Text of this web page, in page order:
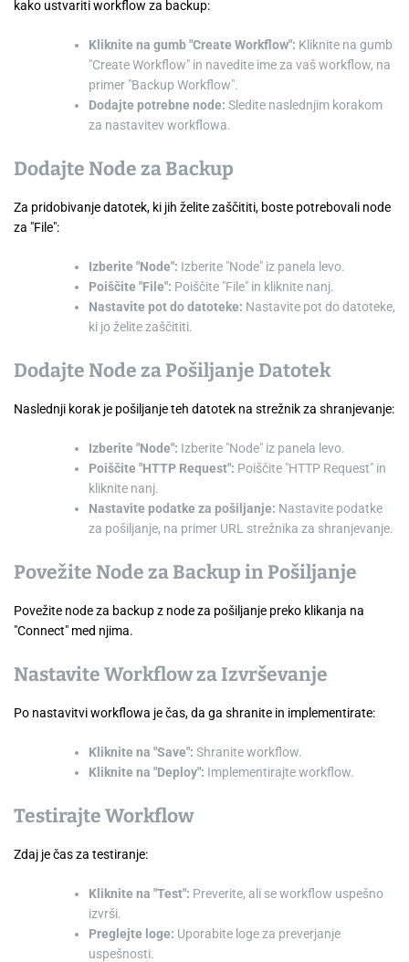
kako ustvariti workflow za backup:
Kliknite na gumb "Create Workflow": Kliknite na gumb
"Create Workflow" in navedite ime za vaš workflow, na
primer "Backup Workflow".
Dodajte potrebne node: Sledite naslednjim korakom
za nastavitev workflowa.
Dodajte Node za Backup
Za pridobivanje datotek, ki jih želite zaščititi, boste potrebovali node
za "File":
Izberite "Node": Izberite "Node" iz panela levo.
Poiščite "File": Poiščite "File" in kliknite nanj.
Nastavite pot do datoteke: Nastavite pot do datoteke,
ki jo želite zaščititi.
Dodajte Node za Pošiljanje Datotek
Naslednji korak je pošiljanje teh datotek na strežnik za shranjevanje:
Izberite "Node": Izberite "Node" iz panela levo.
Poiščite "HTTP Request": Poiščite "HTTP Request" in
kliknite nanj.
Nastavite podatke za pošiljanje: Nastavite podatke
za pošiljanje, na primer URL strežnika za shranjevanje.
Povežite Node za Backup in Pošiljanje
Povežite node za backup z node za pošiljanje preko klikanja na
"Connect" med njima.
Nastavite Workflow za Izvrševanje
Po nastavitvi workflowa je čas, da ga shranite in implementirate:
Kliknite na "Save": Shranite workflow.
Kliknite na "Deploy": Implementirajte workflow.
Testirajte Workflow
Zdaj je čas za testiranje:
Kliknite na "Test": Preverite, ali se workflow uspešno
izvrši.
Preglejte loge: Uporabite loge za preverjanje
uspešnosti.